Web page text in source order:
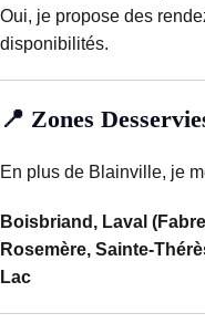
Oui, je propose des
disponibilités.
📍 Zones
En plus de Blainville, je
Boisbriand, Laval
Rosemère, Sainte-
Lac